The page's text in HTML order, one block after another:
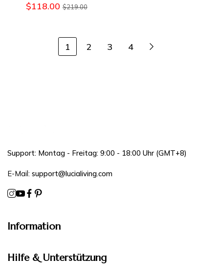
$118.00 $219.00
1 2 3 4
Support: Montag - Freitag: 9:00 - 18:00 Uhr (GMT+8)
E-Mail: support@lucialiving.com
Information
Hilfe & Unterstützung